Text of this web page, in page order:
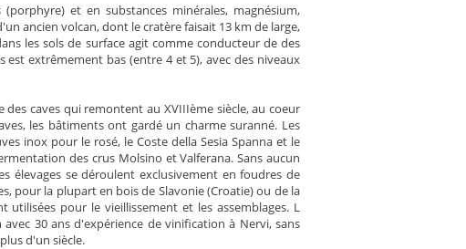
et en substances minérales, magnésium,
ancien volcan, dont le cratère faisait 13 km de large,
les sols de surface agit comme conducteur de des
extrêmement bas (entre 4 et 5), avec des niveaux
caves qui remontent au XVIIIème siècle, au coeur
les bâtiments ont gardé un charme suranné. Les
inox pour le rosé, le Coste della Sesia Spanna et le
des crus Molsino et Valferana. Sans aucun
élevages se déroulent exclusivement en foudres de
pour la plupart en bois de Slavonie (Croatie) ou de la
utilisées pour le vieillissement et les assemblages. L
30 ans d'expérience de vinification à Nervi, sans
d'un siècle.